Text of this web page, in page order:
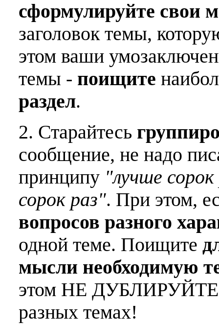
сформулируйте свои
заголовок темы,
этом ваши
темы - поищите
раздел.
2. Старайтесь
сообщение, не надо
принципу "лучше
сорок раз". При этом,
вопросов разного
одной теме. Поищите
мысли необходимую
этом НЕ ДУБЛИРУЙТЕ
разных темах!